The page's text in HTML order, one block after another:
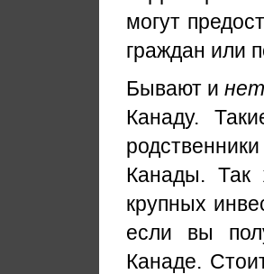
могут
граждан или
Бывают и
Канаду.
Канады. Так
крупных
если вы
Канаде.